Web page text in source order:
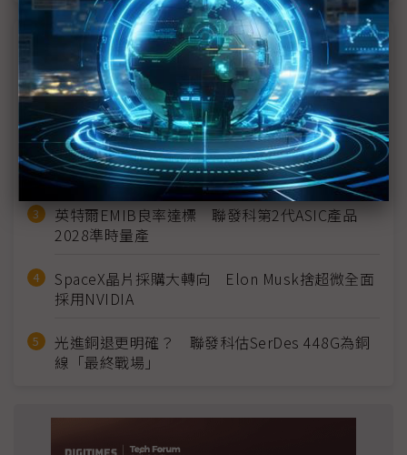
近７天熱門報導
MLCC訂單過熱、出貨比創高 村田示警全球AI基
建熱潮將趨緩
2027全年記憶體產能提前售罄 買家「祕而不
宣」只怕買不夠
英特爾EMIB良率達標 聯發科第2代ASIC產品
2028準時量產
SpaceX晶片採購大轉向 Elon Musk捨超微全面
採用NVIDIA
光進銅退更明確？ 聯發科估SerDes 448G為銅
線「最終戰場」